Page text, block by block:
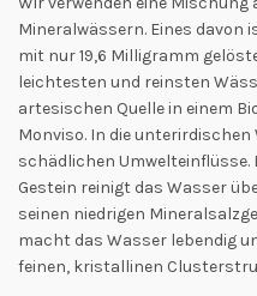
Mineralwässern. Eines davon
mit nur 19,6 Milligramm
leichtesten und reinsten
artesischen Quelle in einem
Monviso. In die
schädlichen
Gestein reinigt das Wasser
seinen niedrigen
macht das Wasser lebendig
feinen, kristallinen